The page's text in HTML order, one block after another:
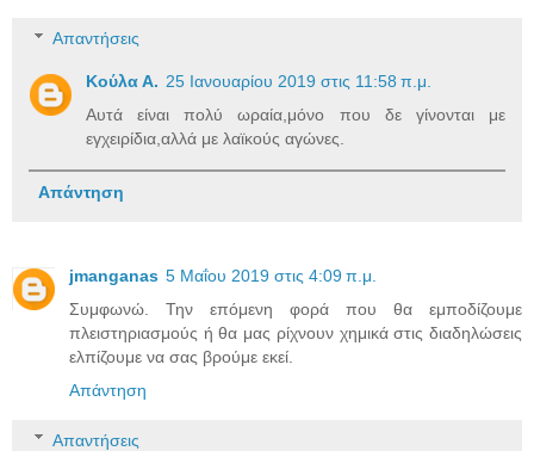
Απαντήσεις
Κούλα Α. 25 Ιανουαρίου 2019 στις 11:58 π.μ.
Αυτά είναι πολύ ωραία,μόνο που δε γίνονται με
εγχειρίδια,αλλά με λαϊκούς αγώνες.
Απάντηση
jmanganas 5 Μαΐου 2019 στις 4:09 π.μ.
Συμφωνώ. Την επόμενη φορά που θα εμποδίζουμε
πλειστηριασμούς ή θα μας ρίχνουν χημικά στις διαδηλώσεις
ελπίζουμε να σας βρούμε εκεί.
Απάντηση
Απαντήσεις